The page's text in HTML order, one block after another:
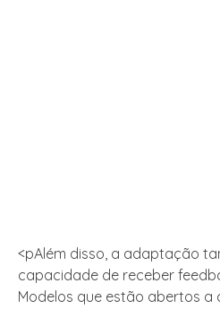
<pAlém disso, a adaptação
capacidade de receber
Modelos que estão abertos a